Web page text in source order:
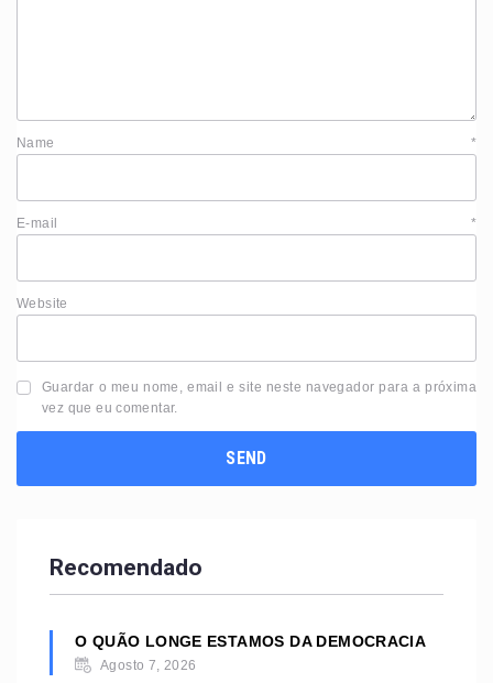
Name *
E-mail *
Website
Guardar o meu nome, email e site neste navegador para a próxima
vez que eu comentar.
Recomendado
O QUÃO LONGE ESTAMOS DA DEMOCRACIA
Agosto 7, 2026